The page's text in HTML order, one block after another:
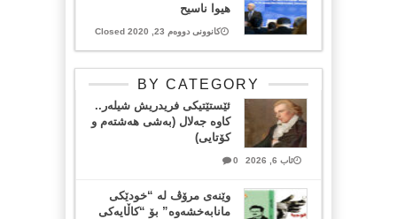
هیوا ناسیح
کانوونی دووەم 23, 2020 Closed
BY CATEGORY
ئێستێتیکی فریدریش شیلەر..
کاوە جەلال (بەشی هەشتەم و
کۆتایی)
ئاب 6, 2026 0
وێنەی مرۆڤ لە “خودێکی
مانابەخشەوە” بۆ “کاڵایەکی